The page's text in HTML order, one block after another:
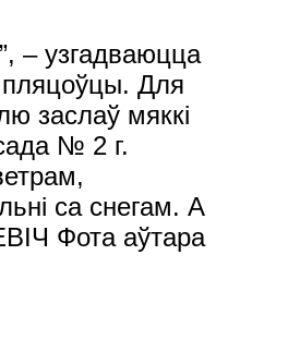
– узгадваюцца
пляцоўцы. Для
заслаў мяккі
№ 2 г.
са снегам. А
Фота аўтара